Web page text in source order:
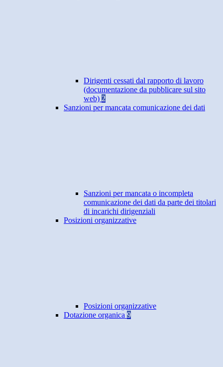
Dirigenti cessati dal rapporto di lavoro
(documentazione da pubblicare sul sito
web) 2
Sanzioni per mancata comunicazione dei dati
Sanzioni per mancata o incompleta
comunicazione dei dati da parte dei titolari
di incarichi dirigenziali
Posizioni organizzative
Posizioni organizzative
Dotazione organica 9